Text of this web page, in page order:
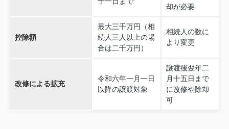
却が必要
控除額
最大三千万円（相
続人三人以上の場
合は二千万円）
相続人の数に
より変更
改修による拡充
令和六年一月一日
以降の譲渡対象
譲渡後翌年二
月十五日まで
に改修や除却
可